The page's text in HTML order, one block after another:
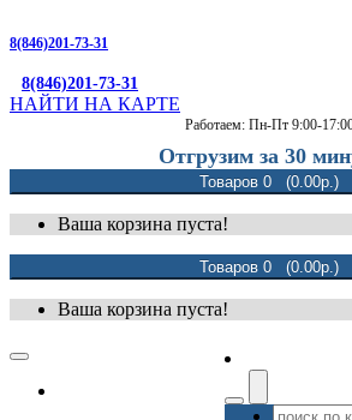
8(846)201-73-31
8(846)201-73-31
НАЙТИ НА КАРТЕ
Работаем: Пн-Пт 9:00-
Отгрузим за 30
Товаров 0 (0.00р.)
Ваша корзина пуста!
Товаров 0 (0.00р.)
Ваша корзина пуста!